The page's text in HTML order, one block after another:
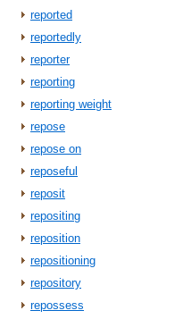
reported
reportedly
reporter
reporting
reporting weight
repose
repose on
reposeful
reposit
repositing
reposition
repositioning
repository
repossess